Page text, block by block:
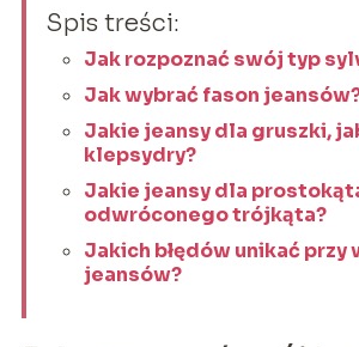
Spis treści:
Jak rozpoznać swój typ
Jak wybrać fason
Jakie jeansy dla gruszki,
klepsydry?
Jakie jeansy dla
odwróconego trójkąta?
Jakich błędów unikać przy
jeansów?